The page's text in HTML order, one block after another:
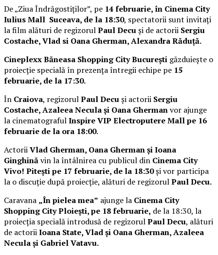
De „Ziua Îndrăgostiților”, pe 14 februarie, în Cinema City
Iulius Mall Suceava, de la 18:30, spectatorii sunt invitați
la film alături de regizorulPaul Decuși de actorii Sergiu
Costache, Vlad si Oana Gherman, Alexandra Răduță.
Cineplexx Băneasa Shopping City București găzduiește o
proiecție specială în prezența întregii echipe pe 15
februarie, de la 17:30.
În Craiova, regizorulPaul Decuși actorii Sergiu
Costache, Azaleea Necula și Oana Ghermanvor ajunge
la cinematografulInspire VIP Electroputere Mall pe 16
februarie de la ora 18:00.
ActoriiVlad Gherman, Oana Gherman și Ioana
Ginghinăvin la întâlnirea cu publicul din Cinema City
Vivo! Pitești pe 17 februarie, de la 18:30și vor participa
la o discuție după proiecție, alături de regizorulPaul Decu.
Caravana „În pielea mea” ajunge la Cinema City
Shopping City Ploiești, pe 18 februarie, de la 18:30, la
proiecția specială introdusă de regizorulPaul Decu, alături
de actoriiIoana State, Vlad și Oana Gherman, Azaleea
Necula și Gabriel Vatavu.